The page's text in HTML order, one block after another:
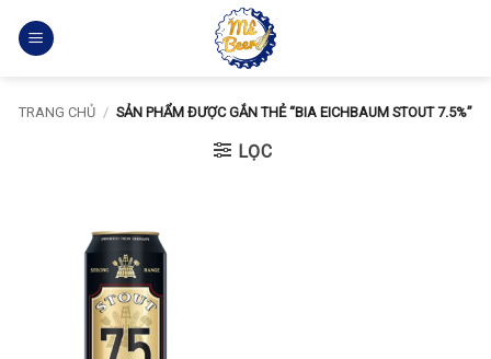
qua
TRANG CHỦ / SẢN PHẨM ĐƯỢC GẮN THẺ “BIA EICHBAUM STOUT 7.5%”
LỌC